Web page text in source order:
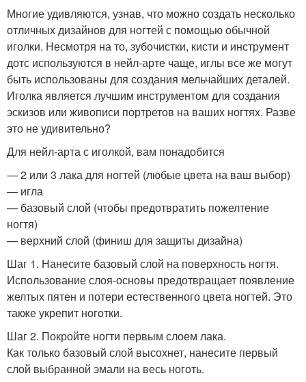
Многие удивляются, узнав, что можно создать несколько
отличных дизайнов для ногтей с помощью обычной
иголки. Несмотря на то, зубочистки, кисти и инструмент
дотс используются в нейл-арте чаще, иглы все же могут
быть использованы для создания мельчайших деталей.
Иголка является лучшим инструментом для создания
эскизов или живописи портретов на ваших ногтях. Разве
это не удивительно?
Для нейл-арта с иголкой, вам понадобится
— 2 или 3 лака для ногтей (любые цвета на ваш выбор)
— игла
— базовый слой (чтобы предотвратить пожелтение
ногтя)
— верхний слой (финиш для защиты дизайна)
Шаг 1. Нанесите базовый слой на поверхность ногтя.
Использование слоя-основы предотвращает появление
желтых пятен и потери естественного цвета ногтей. Это
также укрепит ноготки.
Шаг 2. Покройте ногти первым слоем лака.
Как только базовый слой высохнет, нанесите первый
слой выбранной эмали на весь ноготь.